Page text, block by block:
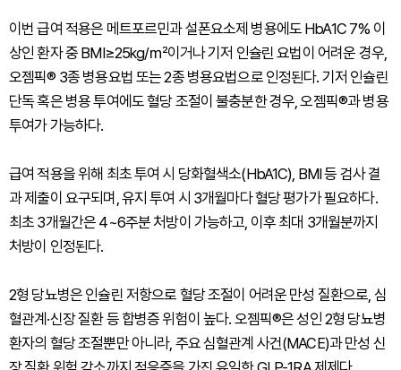
이번 급여 적용은 메트포르민과 설폰요소제 병용에도 HbA1C 7% 이
상인 환자 중 BMI≥25kg/㎡이거나 기저 인슐린 요법이 어려운 경우,
오젬픽® 3종 병용요법 또는 2종 병용요법으로 인정된다. 기저 인슐린
단독 혹은 병용 투여에도 혈당 조절이 불충분한 경우, 오젬픽®과 병용
투여가 가능하다.
급여 적용을 위해 최초 투여 시 당화혈색소(HbA1C), BMI 등 검사 결
과 제출이 요구되며, 유지 투여 시 3개월마다 혈당 평가가 필요하다.
최초 3개월간은 4~6주분 처방이 가능하고, 이후 최대 3개월분까지
처방이 인정된다.
2형 당뇨병은 인슐린 저항으로 혈당 조절이 어려운 만성 질환으로, 심
혈관계·신장 질환 등 합병증 위험이 높다. 오젬픽®은 성인 2형 당뇨병
환자의 혈당 조절뿐만 아니라, 주요 심혈관계 사건(MACE)과 만성 신